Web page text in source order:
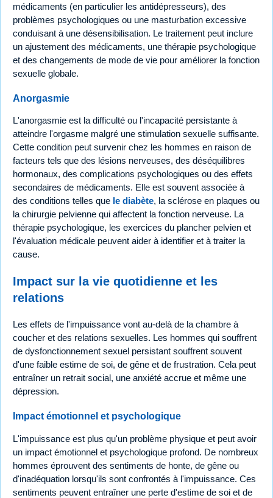
médicaments (en particulier les antidépresseurs), des
problèmes psychologiques ou une masturbation excessive
conduisant à une désensibilisation. Le traitement peut inclure
un ajustement des médicaments, une thérapie psychologique
et des changements de mode de vie pour améliorer la fonction
sexuelle globale.
Anorgasmie
L'anorgasmie est la difficulté ou l'incapacité persistante à
atteindre l'orgasme malgré une stimulation sexuelle suffisante.
Cette condition peut survenir chez les hommes en raison de
facteurs tels que des lésions nerveuses, des déséquilibres
hormonaux, des complications psychologiques ou des effets
secondaires de médicaments. Elle est souvent associée à
des conditions telles que le diabète, la sclérose en plaques ou
la chirurgie pelvienne qui affectent la fonction nerveuse. La
thérapie psychologique, les exercices du plancher pelvien et
l'évaluation médicale peuvent aider à identifier et à traiter la
cause.
Impact sur la vie quotidienne et les
relations
Les effets de l'impuissance vont au-delà de la chambre à
coucher et des relations sexuelles. Les hommes qui souffrent
de dysfonctionnement sexuel persistant souffrent souvent
d'une faible estime de soi, de gêne et de frustration. Cela peut
entraîner un retrait social, une anxiété accrue et même une
dépression.
Impact émotionnel et psychologique
L'impuissance est plus qu'un problème physique et peut avoir
un impact émotionnel et psychologique profond. De nombreux
hommes éprouvent des sentiments de honte, de gêne ou
d'inadéquation lorsqu'ils sont confrontés à l'impuissance. Ces
sentiments peuvent entraîner une perte d'estime de soi et de